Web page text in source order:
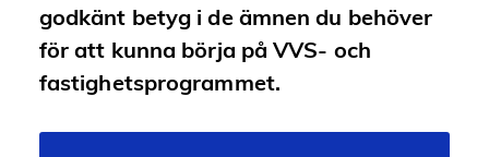
godkänt betyg i de ämnen du behöver
för att kunna börja på VVS- och
fastighetsprogrammet.